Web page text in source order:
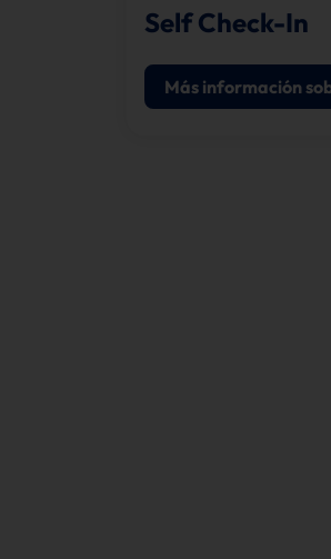
Self Check-In
Más información